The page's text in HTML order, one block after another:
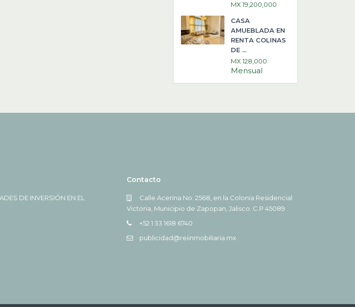
MX 19,200,000
CASA
AMUEBLADA EN
RENTA COLINAS
DE ...
MX 128,000
Mensual
DE INVERSIÓN EN EL
Contacto
Calle Acerina No. 2568, en la Colonia Residencial
Victoria, Municipio de Zapopan, Jalisco. C.P 45089
+52 1 33 1618 6740
publicidad@reiinmobiliaria.mx